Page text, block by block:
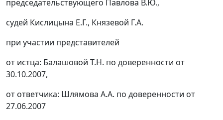
председательствующего Павлова В.Ю.,
судей Кислицына Е.Г., Князевой Г.А.
при участии представителей
от истца: Балашовой Т.Н. по доверенности от
30.10.2007,
от ответчика: Шлямова А.А. по доверенности от
27.06.2007